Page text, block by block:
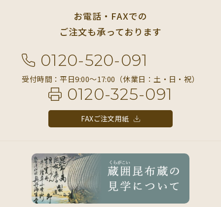
お電話・FAXでの
ご注文も承っております
0120-520-091
受付時間：平日9:00〜17:00（休業日：土・日・祝）
0120-325-091
FAXご注文用紙